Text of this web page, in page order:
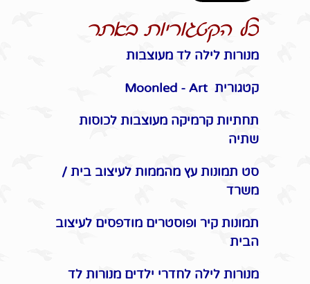
כל הקטגוריות באתר
מנורות לילה לד מעוצבות
קטגורית Moonled - Art
תחתיות קרמיקה מעוצבות לכוסות
שתיה
סט תמונות עץ מהממות לעיצוב בית /
משרד
תמונות קיר ופוסטרים מודפסים לעיצוב
הבית
מנורות לילה לחדרי ילדים מנורות לד